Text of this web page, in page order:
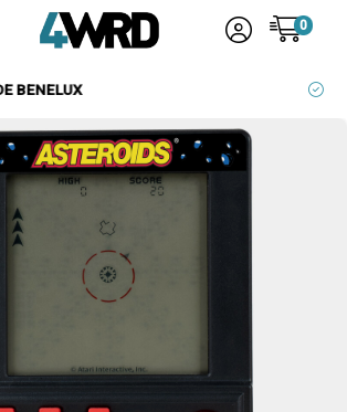
0
BETROUWBARE LEVERANCIERS